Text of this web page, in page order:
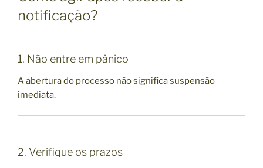
notificação?
1. Não entre em pânico
A abertura do processo não significa suspensão
imediata.
2. Verifique os prazos